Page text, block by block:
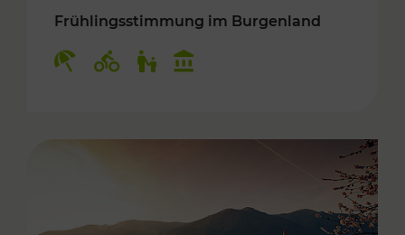
Frühlingsstimmung im Burgenland